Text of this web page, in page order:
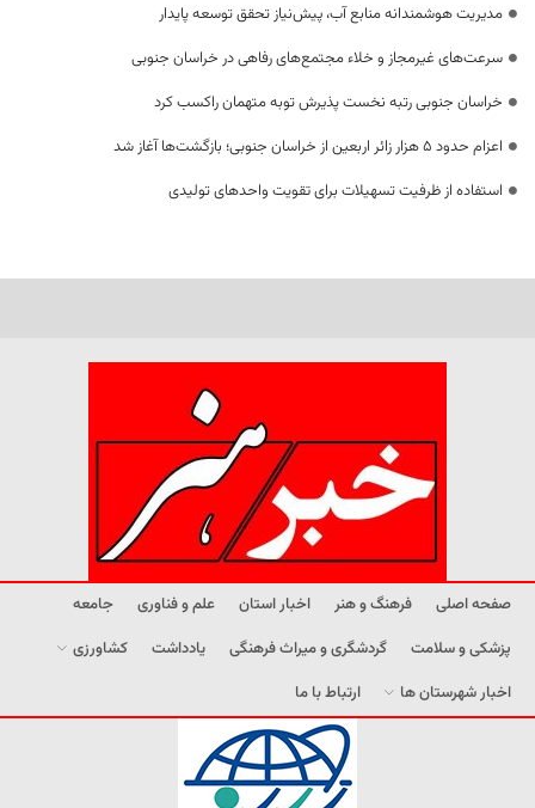
مدیریت هوشمندانه منابع آب، پیش‌نیاز تحقق توسعه پایدار
سرعت‌های غیرمجاز و خلاء مجتمع‌های رفاهی در خراسان جنوبی
خراسان جنوبی رتبه نخست پذیرش توبه متهمان راکسب کرد
اعزام حدود 5 هزار زائر اربعین از خراسان جنوبی؛ بازگشت‌ها آغاز شد
استفاده از ظرفیت تسهیلات برای تقویت واحدهای تولیدی
صفحه اصلی فرهنگ و هنر اخبار استان علم و فناوری
جامعه
پزشکی و سلامت
گردشگری و میراث فرهنگی یادداشت
کشاورزی
اخبار شهرستان ها
ارتباط با ما